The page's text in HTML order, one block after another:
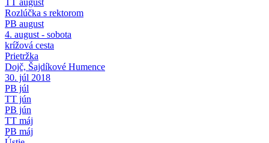
TT august
Rozlúčka s rektorom
PB august
4. august - sobota
krížová cesta
Prietržka
Dojč, Šajdíkové Humence
30. júl 2018
PB júl
TT jún
PB jún
TT máj
PB máj